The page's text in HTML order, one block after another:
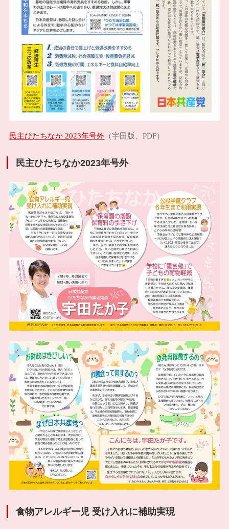
民主ひたちなか 2023年号外 （宇田版、PDF）
民主ひたちなか2023年号外
食物アレルギー児 受け入れに補助実現